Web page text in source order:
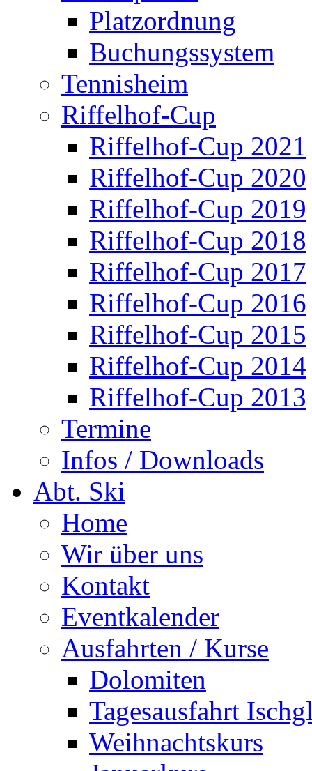
Platzordnung
Buchungssystem
Tennisheim
Riffelhof-Cup
Riffelhof-Cup 2021
Riffelhof-Cup 2020
Riffelhof-Cup 2019
Riffelhof-Cup 2018
Riffelhof-Cup 2017
Riffelhof-Cup 2016
Riffelhof-Cup 2015
Riffelhof-Cup 2014
Riffelhof-Cup 2013
Termine
Infos / Downloads
Abt. Ski
Home
Wir über uns
Kontakt
Eventkalender
Ausfahrten / Kurse
Dolomiten
Tagesausfahrt
Weihnachtskurs